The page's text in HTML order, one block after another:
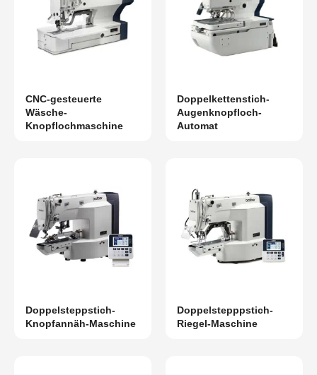
CNC-gesteuerte
Wäsche-
Knopflochmaschine
Doppelkettenstich-
Augenknopfloch-
Automat
Doppelsteppstich-
Knopfannäh-Maschine
Doppelstepppstich-
Riegel-Maschine